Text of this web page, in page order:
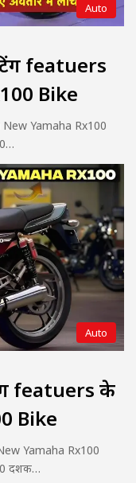
Auto
featuers
Bike
Yamaha Rx100
Auto
featuers के
Bike
Yamaha Rx100
दशक…